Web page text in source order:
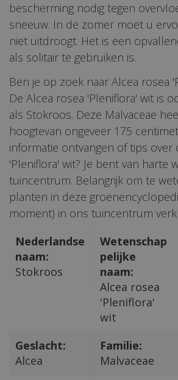
bescherming nodig tegen
sneeuw. In de zomer moet u
niet uitdroogt. Het is een
als solitair te gebruiken is.
Ben je op zoek naar Alcea rosea
De Alcea rosea 'Pleniflora' wit is
als Stokroos. Deze Malvaceae
hoogtevan ongeveer 175
informatie ontvangen of tips over
'Pleniflora' wit? Je bent van harte
tuincentrum. Belangrijk om te
planten in deze
moment) in ons tuincentrum
Nederlandse
naam:
Stokroos
Wetenschap
pelijke
naam:
Alcea rosea
'Pleniflora'
wit
Geslacht:
Alcea
Familie:
Malvaceae